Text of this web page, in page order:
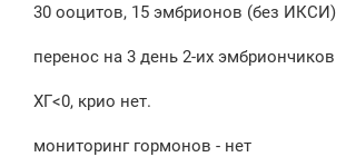
30 ооцитов, 15 эмбрионов (без ИКСИ)
перенос на 3 день 2-их эмбриончиков
ХГ<0, крио нет.
мониторинг гормонов - нет